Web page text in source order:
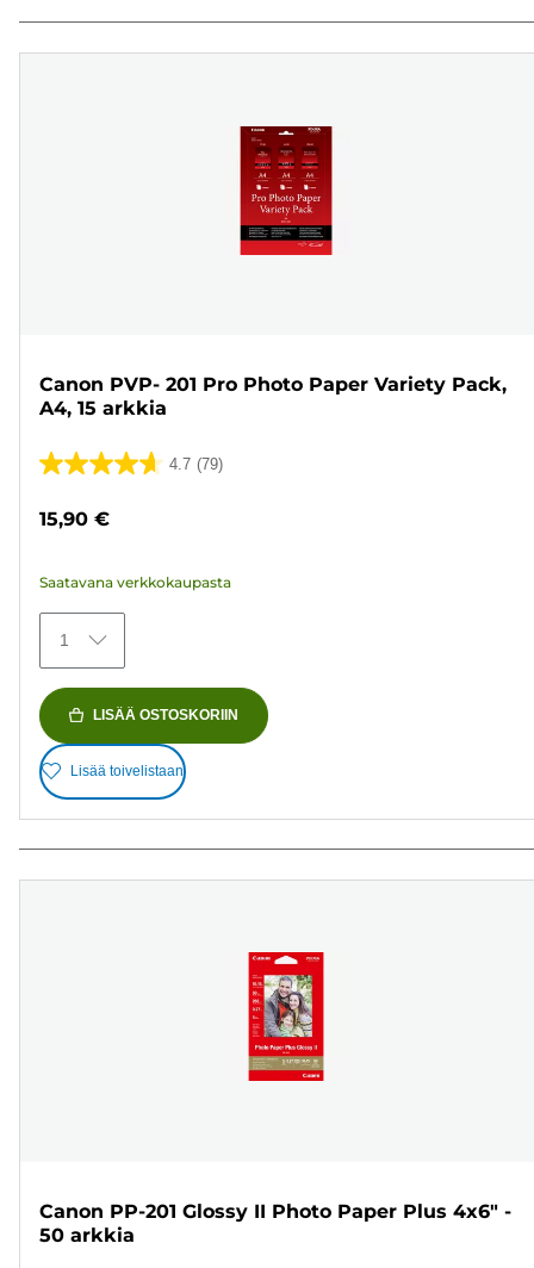
Canon PVP- 201 Pro Photo Paper Variety Pack,
A4, 15 arkkia
4.7 (79)
4.7/5
79
15,90 €
Saatavana verkkokaupasta
1
LISÄÄ OSTOSKORIIN
Lisää toivelistaan
Canon PP-201 Glossy II Photo Paper Plus 4x6" -
50 arkkia